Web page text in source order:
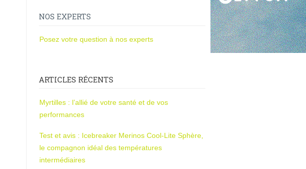
NOS EXPERTS
Posez votre question à nos experts
ARTICLES RÉCENTS
Myrtilles : l’allié de votre santé et de vos
performances
Test et avis : Icebreaker Merinos Cool-Lite Sphère,
le compagnon idéal des températures
intermédiaires